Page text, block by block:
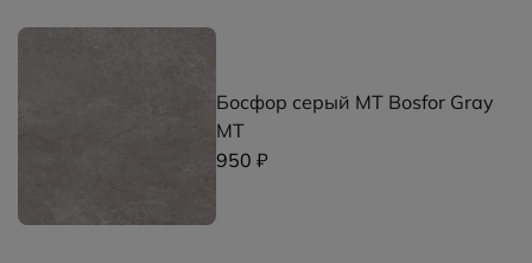
Босфор серый MT Bosfor Gray
MT
950 ₽